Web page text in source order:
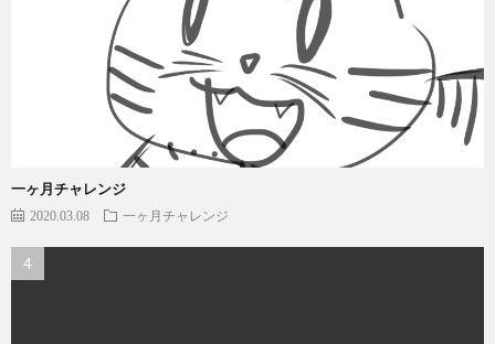
一ヶ月チャレンジ
2020.03.08 一ヶ月チャレンジ